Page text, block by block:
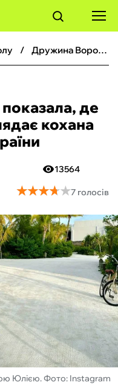
Дружина Вороніна показала, де відпочиває: як виглядає кохана ексзірки збірної України
де
кохана
13564
★★★★★
★★★★★7 голосів
Юлією. Фото: Instagram